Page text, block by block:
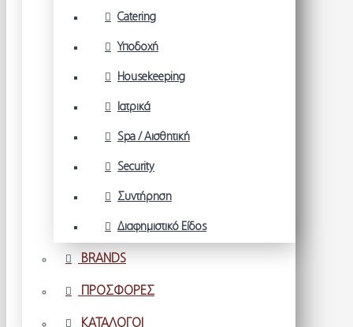
Catering
Υποδοχή
Housekeeping
Ιατρικά
Spa / Αισθητική
Security
Συντήρηση
Διαφημιστικό Είδος
BRANDS
ΠΡΟΣΦΟΡΕΣ
ΚΑΤΑΛΟΓΟΙ